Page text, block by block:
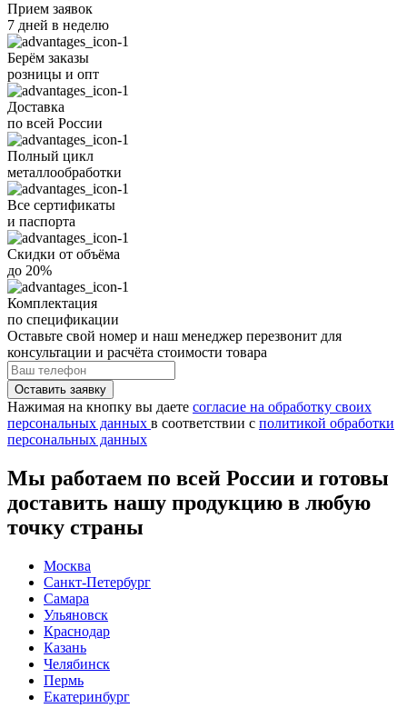
Прием заявок
7 дней в неделю
Берём заказы
розницы и опт
Доставка
по всей России
Полный цикл
металлообработки
Все сертификаты
и паспорта
Скидки от объёма
до 20%
Комплектация
по спецификации
Оставьте свой номер и наш менеджер перезвонит для
консультации и расчёта стоимости товара
Нажимая на кнопку вы даете согласие на обработку своих
персональных данных в соответствии с политикой обработки
персональных данных
Мы работаем по всей России и готовы
доставить нашу продукцию в любую
точку страны
Москва
Санкт-Петербург
Самара
Ульяновск
Краснодар
Казань
Челябинск
Пермь
Екатеринбург